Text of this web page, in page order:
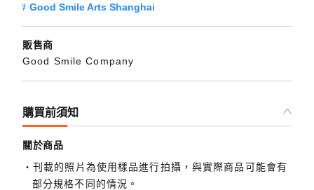
Good Smile Arts Shanghai
販售商
Good Smile Company
購買前須知
關於商品
刊載的照片為使用樣品進行拍攝，與實際商品可能會有
部分規格不同的情況。